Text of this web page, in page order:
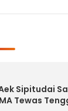
Sipitudai
Tewas